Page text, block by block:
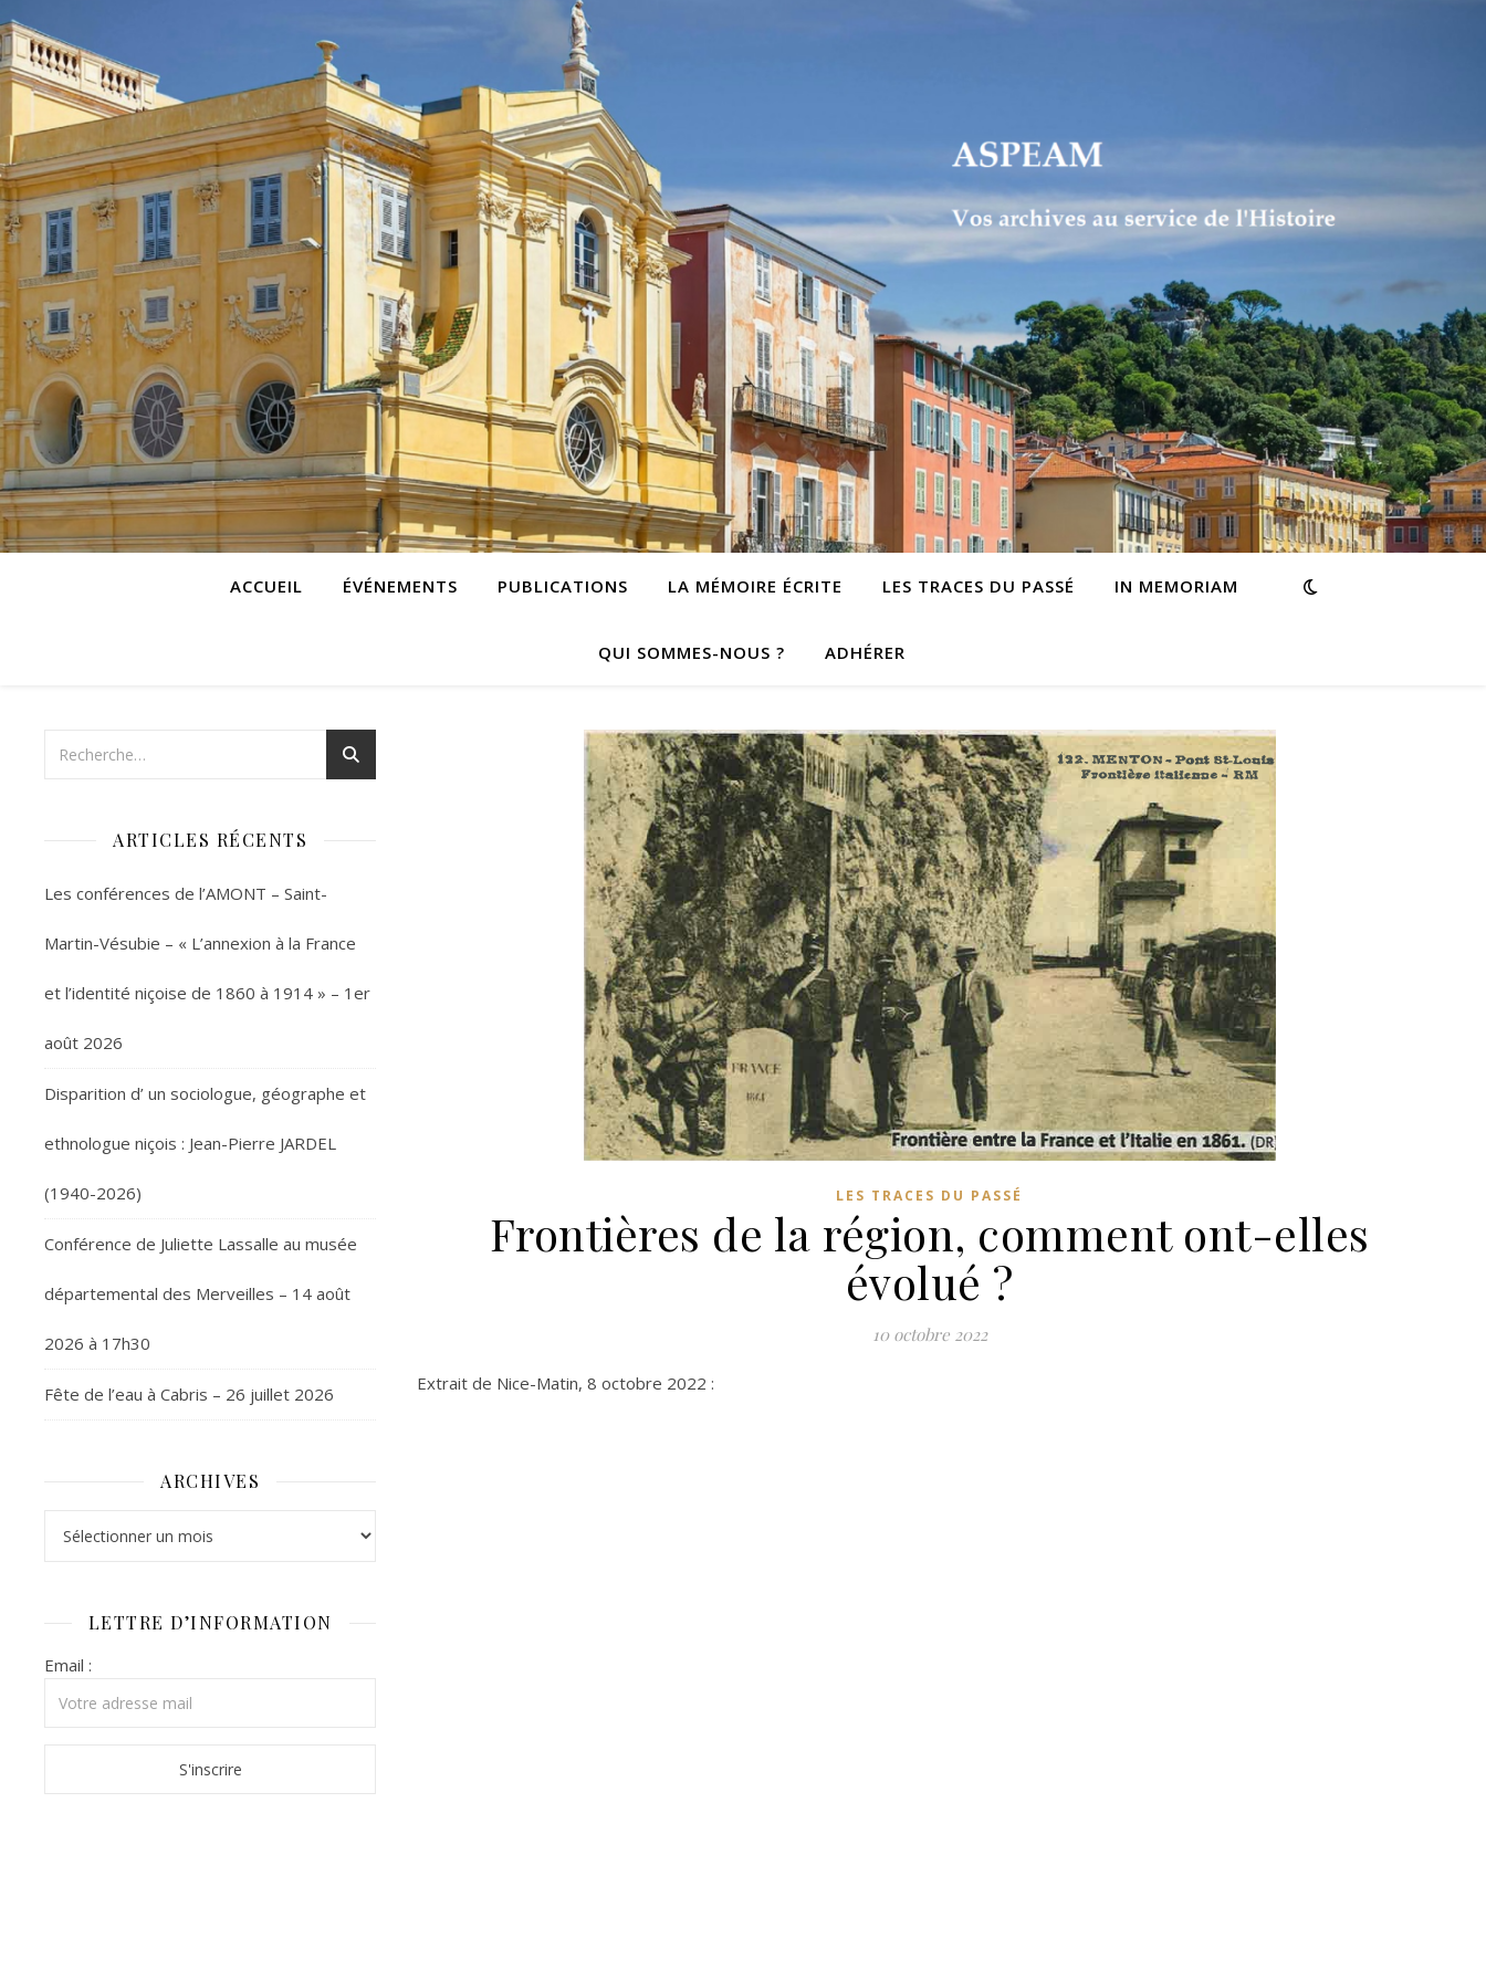
ACCUEIL ÉVÉNEMENTS PUBLICATIONS LA MÉMOIRE ÉCRITE LES TRACES DU PASSÉ IN MEMORIAM
QUI SOMMES-NOUS ? ADHÉRER
ARTICLES RÉCENTS
Les conférences de l’AMONT – Saint-
Martin-Vésubie – « L’annexion à la France
et l’identité niçoise de 1860 à 1914 » – 1er
août 2026
Disparition d’ un sociologue, géographe et
ethnologue niçois : Jean-Pierre JARDEL
(1940-2026)
Conférence de Juliette Lassalle au musée
départemental des Merveilles – 14 août
2026 à 17h30
Fête de l’eau à Cabris – 26 juillet 2026
ARCHIVES
LETTRE D’INFORMATION
Email :
LES TRACES DU PASSÉ
Frontières de la région, comment ont-elles
évolué ?
10 octobre 2022
Extrait de Nice-Matin, 8 octobre 2022 :